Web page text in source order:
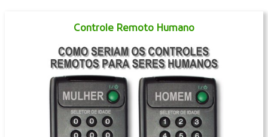
Controle Remoto Humano